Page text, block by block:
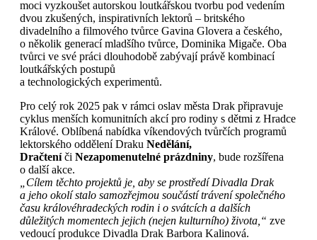
moci vyzkoušet autorskou loutkářskou tvorbu pod vedením
dvou zkušených, inspirativních lektorů – britského
divadelního a filmového tvůrce Gavina Glovera a českého,
o několik generací mladšího tvůrce, Dominika Migače. Oba
tvůrci ve své práci dlouhodobě zabývají právě kombinací
loutkářských postupů
a technologických experimentů.
Pro celý rok 2025 pak v rámci oslav města Drak připravuje
cyklus menších komunitních akcí pro rodiny s dětmi z Hradce
Králové. Oblíbená nabídka víkendových tvůrčích programů
lektorského oddělení Draku Nedělání,
Dračteníči Nezapomenutelné prázdniny, bude rozšířena
o další akce.
„Cílem těchto projektů je, aby se prostředí Divadla Drak
a jeho okolí stalo samozřejmou součástí trávení společného
času královéhradeckých rodin i o svátcích a dalších
důležitých momentech jejich (nejen kulturního) života,“ zve
vedoucí produkce Divadla Drak Barbora Kalinová.